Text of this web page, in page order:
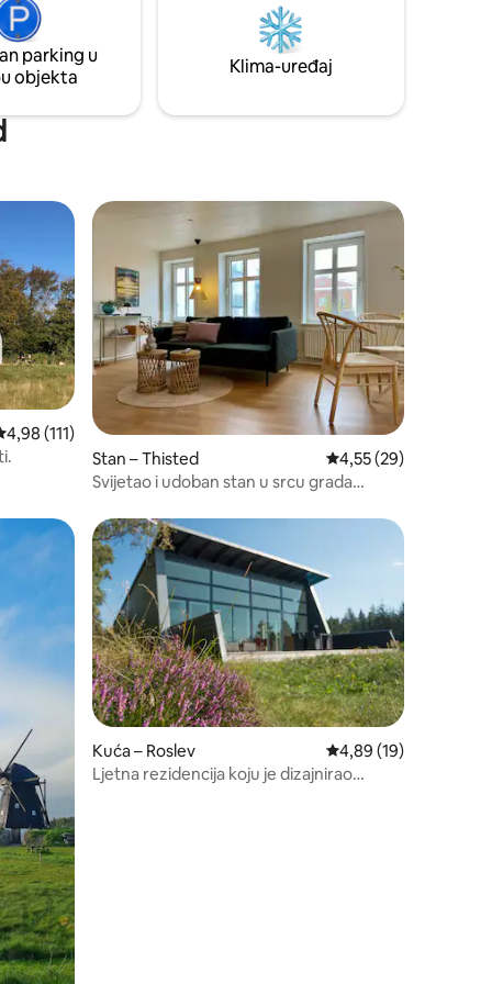
li
uz kavu na terasi, ugodnim večerima uz
peć na drva i dugim šetnjama šumom i
uzduž fjorda, okruženi mirom prirode.
parking u
objekta
Klima-uređaj
„Odabrali gosti”
ocjena: 4,98/5, recenzija: 111
4,98 (111)
Stan – Thisted Prosječna ocjena:
4,55 (29)
Svijetao i udoban stan u srcu grada
„Odabrali gosti”
Kuća – Roslev Prosječna ocjena:
4,89 (19)
Ljetna rezidencija koju je dizajnirao